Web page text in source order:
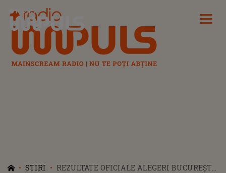
Radio Impuls
STIRI
REZULTATE OFICIALE ALEGERI BUCUREȘTI